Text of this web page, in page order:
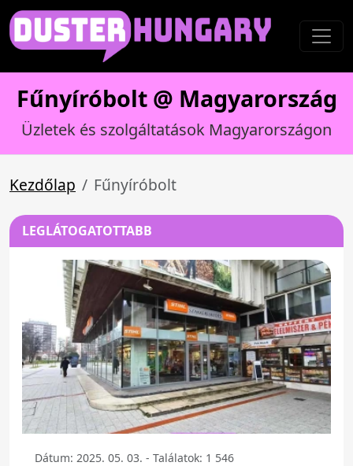
Fűnyíróbolt @ Magyarország
Üzletek és szolgáltatások Magyarországon
Kezdőlap Fűnyíróbolt
LEGLÁTOGATOTTABB
Dátum: 2025. 05. 03. - Találatok: 1 546